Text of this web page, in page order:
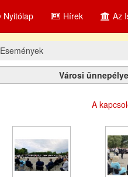
Nyitólap Hírek Az
Események
Városi
A